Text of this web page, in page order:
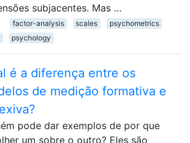
subjacentes. Mas …
factor-analysis scales
psychometrics
psychology
é a diferença entre os
de medição formativa e
pode dar exemplos de por que
um sobre o outro? Eles são